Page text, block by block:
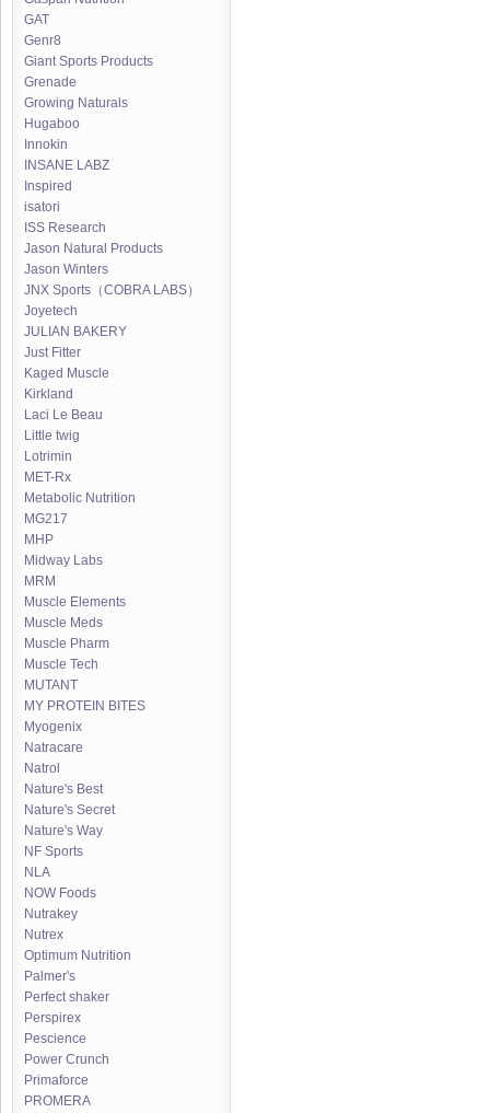
GAT
Genr8
Giant Sports Products
Grenade
Growing Naturals
Hugaboo
Innokin
INSANE LABZ
Inspired
isatori
ISS Research
Jason Natural Products
Jason Winters
JNX Sports（COBRA LABS）
Joyetech
JULIAN BAKERY
Just Fitter
Kaged Muscle
Kirkland
Laci Le Beau
Little twig
Lotrimin
MET-Rx
Metabolic Nutrition
MG217
MHP
Midway Labs
MRM
Muscle Elements
Muscle Meds
Muscle Pharm
Muscle Tech
MUTANT
MY PROTEIN BITES
Myogenix
Natracare
Natrol
Nature's Best
Nature's Secret
Nature's Way
NF Sports
NLA
NOW Foods
Nutrakey
Nutrex
Optimum Nutrition
Palmer's
Perfect shaker
Perspirex
Pescience
Power Crunch
Primaforce
PROMERA